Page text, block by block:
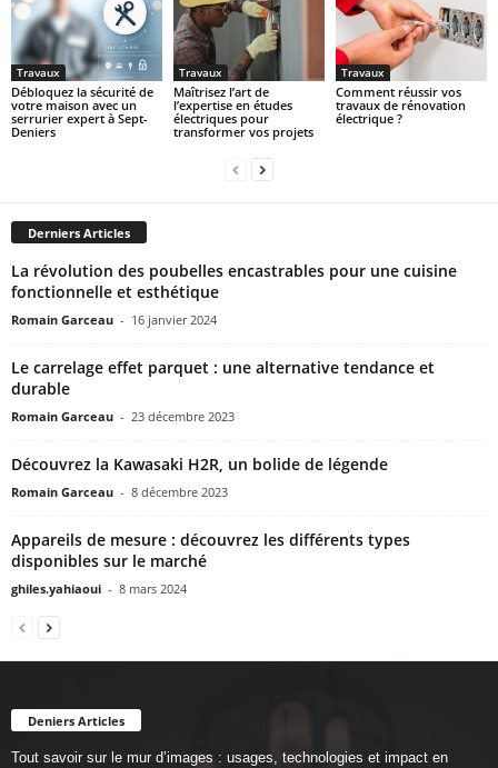
Travaux
Débloquez la sécurité de
votre maison avec un
serrurier expert à Sept-
Deniers
Travaux
Maîtrisez l’art de
l’expertise en études
électriques pour
transformer vos projets
Travaux
Comment réussir vos
travaux de rénovation
électrique ?
Derniers Articles
La révolution des poubelles encastrables pour une cuisine
fonctionnelle et esthétique
Romain Garceau - 16 janvier 2024
Le carrelage effet parquet : une alternative tendance et
durable
Romain Garceau - 23 décembre 2023
Découvrez la Kawasaki H2R, un bolide de légende
Romain Garceau - 8 décembre 2023
Appareils de mesure : découvrez les différents types
disponibles sur le marché
ghiles.yahiaoui - 8 mars 2024
Deniers Articles
Tout savoir sur le mur d’images : usages, technologies et impact en